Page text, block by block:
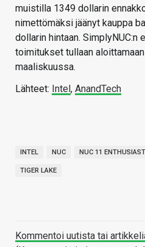
muistilla 1349 dollarin
nimettömäksi jäänyt kauppa
dollarin hintaan. SimplyNUC:n
toimitukset tullaan
maaliskuussa.
Lähteet: Intel, AnandTech
INTEL NUC NUC 11
TIGER LAKE
Kommentoi uutista tai